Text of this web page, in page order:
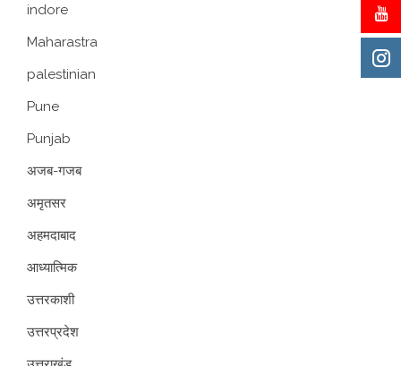
indore
Maharastra
palestinian
Pune
Punjab
अजब-गजब
अमृतसर
अहमदाबाद
आध्यात्मिक
उत्तरकाशी
उत्तरप्रदेश